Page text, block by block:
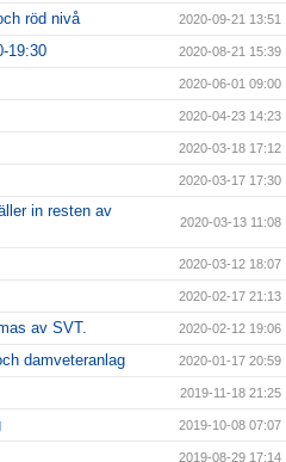
röd nivå 2020-09-21 13:51
19:30 2020-08-21 15:39
2020-06-01 09:00
2020-04-23 14:23
2020-03-18 17:12
2020-03-17 17:30
in resten av
2020-03-13 11:08
2020-03-12 18:07
2020-02-17 21:13
av SVT. 2020-02-12 19:06
damveteranlag 2020-01-17 20:59
2019-11-18 21:25
2019-10-08 07:07
2019-08-29 17:14